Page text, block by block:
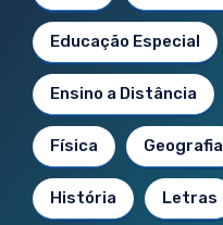
Educação Especial
Ensino a Distância
Física Geografia
História Letras